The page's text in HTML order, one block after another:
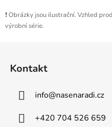
❗ Obrázky jsou ilustrační. Vzhled
výrobní série.
Kontakt
info@nasenaradi.cz
+420 704 526 659